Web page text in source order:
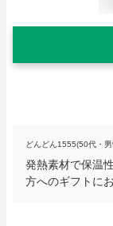
どんどん1555(50代・
発熱素材で保温
方へのギフトに